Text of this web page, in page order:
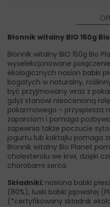
Błonnik witalny BIO 150g
Błonnik witalny BIO 150g Bio
wyselekcjonowane
ekologicznych nasion babki
bogatych w naturalny,
być przyjmowany wraz z
gdyż stanowi nieocenioną
pokarmowego - przyspiesza
zaparciom i pomaga
zapewnia także poczucie
jogurtu lub koktajlu pomaga
Błonnik witalny Bio Planet
cholesterolu we krwi, dzięki
chorobami serca.
Składniki: nasiona babki
(80%), łuski babki jajowatej
(*certyfikowany składnik